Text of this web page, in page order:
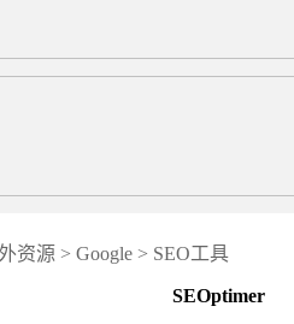
资源 > Google > SEO工具
SEOptimer